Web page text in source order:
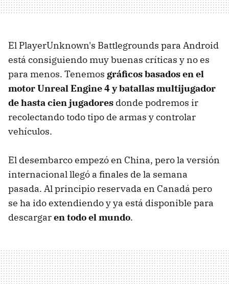
El PlayerUnknown's Battlegrounds para Android
está consiguiendo muy buenas críticas y no es
para menos. Tenemos gráficos basados en el
motor Unreal Engine 4 y batallas multijugador
de hasta cien jugadores donde podremos ir
recolectando todo tipo de armas y controlar
vehículos.
El desembarco empezó en China, pero la versión
internacional llegó a finales de la semana
pasada. Al principio reservada en Canadá pero
se ha ido extendiendo y ya está disponible para
descargaren todo el mundo.